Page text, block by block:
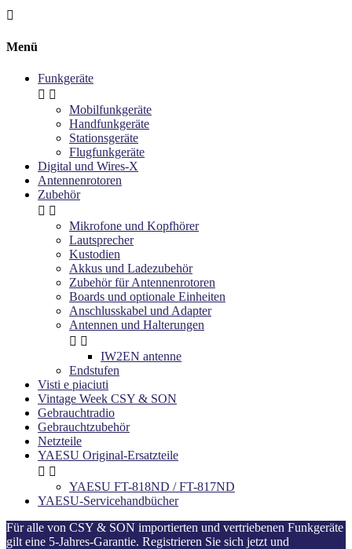

Menü
Funkgeräte
 
Mobilfunkgeräte
Handfunkgeräte
Stationsgeräte
Flugfunkgeräte
Digital und Wires-X
Antennenrotoren
Zubehör
 
Mikrofone und Kopfhörer
Lautsprecher
Kustodien
Akkus und Ladezubehör
Zubehör für Antennenrotoren
Boards und optionale Einheiten
Anschlusskabel und Adapter
Antennen und Halterungen
 
IW2EN antenne
Endstufen
Visti e piaciuti
Vintage Week CSY & SON
Gebrauchtradio
Gebrauchtzubehör
Netzteile
YAESU Original-Ersatzteile
 
YAESU FT-818ND / FT-817ND
YAESU-Servicehandbücher
Für alle von CSY & SON importierten und vertriebenen Funkgeräte
gilt eine 5-Jahres-Garantie. Registrieren Sie sich jetzt und